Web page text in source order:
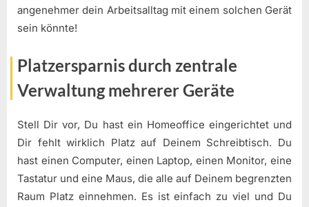
angenehmer dein Arbeitsalltag mit einem solchen Gerät
sein könnte!
Platzersparnis durch zentrale
Verwaltung mehrerer Geräte
Stell Dir vor, Du hast ein Homeoffice eingerichtet und
Dir fehlt wirklich Platz auf Deinem Schreibtisch. Du
hast einen Computer, einen Laptop, einen Monitor, eine
Tastatur und eine Maus, die alle auf Deinem begrenzten
Raum Platz einnehmen. Es ist einfach zu viel und Du